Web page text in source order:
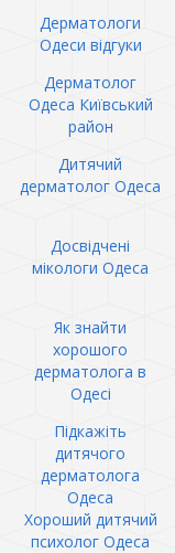
Дерматологи
Одеси відгуки
Дерматолог
Одеса Київський
район
Дитячий
дерматолог Одеса
Досвідчені
мікологи Одеса
Як знайти
хорошого
дерматолога в
Одесі
Підкажіть
дитячого
дерматолога
Одеса
Хороший дитячий
психолог Одеса